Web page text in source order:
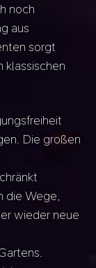
noch
aus
sorgt
klassischen
Die großen
die Wege,
wieder neue